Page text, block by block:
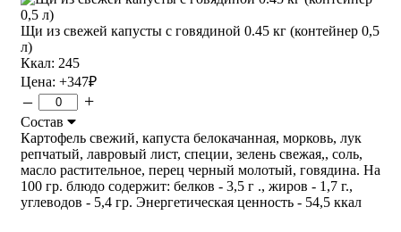
Щи из свежей капусты с говядиной 0.45 кг (контейнер 0,5
л)
Ккал: 245
Цена: +347₽
– +
Состав
Картофель свежий, капуста белокачанная, морковь, лук
репчатый, лавровый лист, специи, зелень свежая,, соль,
масло растительное, перец черный молотый, говядина. На
100 гр. блюдо содержит: белков - 3,5 г ., жиров - 1,7 г.,
углеводов - 5,4 гр. Энергетическая ценность - 54,5 ккал